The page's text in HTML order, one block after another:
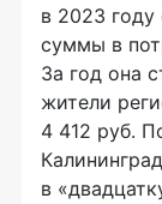
в 2023 году
суммы в
За год она
жители
4 412 руб.
в